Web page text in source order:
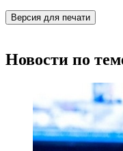
Версия для печати
Новости по